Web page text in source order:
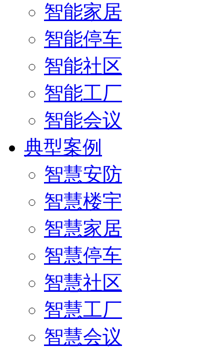
智能家居
智能停车
智能社区
智能工厂
智能会议
典型案例
智慧安防
智慧楼宇
智慧家居
智慧停车
智慧社区
智慧工厂
智慧会议